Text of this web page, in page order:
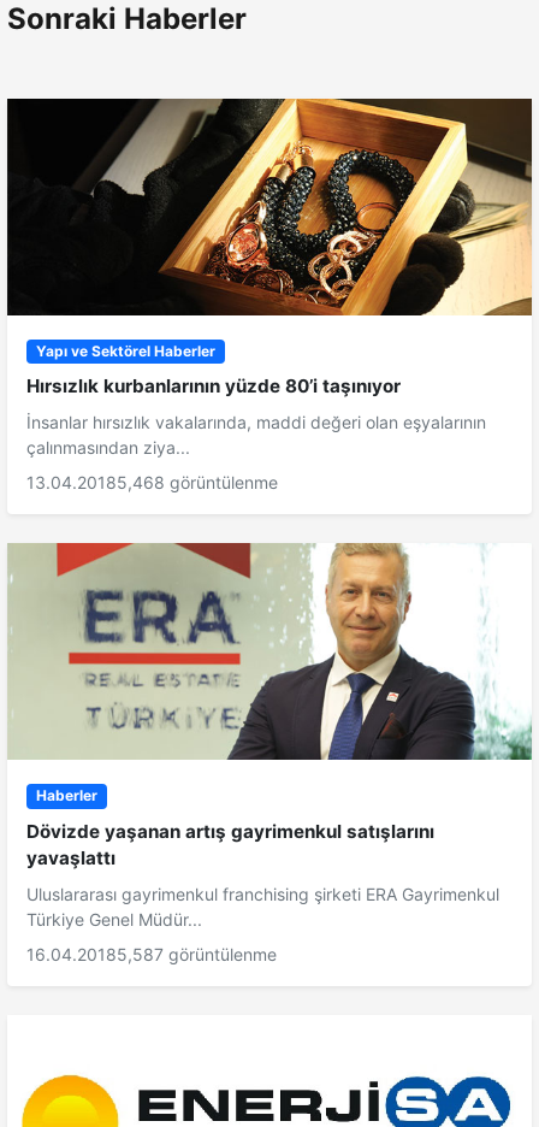
Sonraki Haberler
Yapı ve Sektörel Haberler
Hırsızlık kurbanlarının yüzde 80’i taşınıyor
İnsanlar hırsızlık vakalarında, maddi değeri olan eşyalarının
çalınmasından ziya...
13.04.20185,468 görüntülenme
Haberler
Dövizde yaşanan artış gayrimenkul satışlarını
yavaşlattı
Uluslararası gayrimenkul franchising şirketi ERA Gayrimenkul
Türkiye Genel Müdür...
16.04.20185,587 görüntülenme